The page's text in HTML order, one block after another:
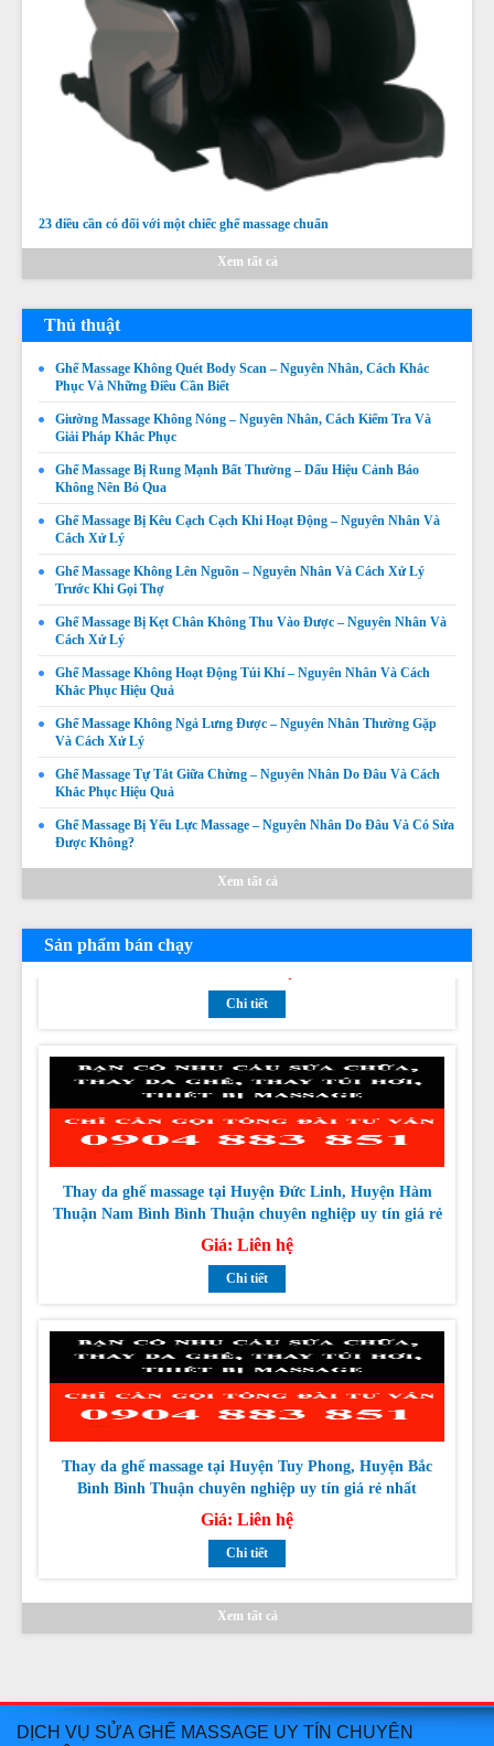
23 điều cần có đối với một chiếc ghế massage chuẩn
Xem tất cả
Thủ thuật
Ghế Massage Không Quét Body Scan – Nguyên Nhân, Cách Khắc
Phục Và Những Điều Cần Biết
Giường Massage Không Nóng – Nguyên Nhân, Cách Kiểm Tra Và
Giải Pháp Khắc Phục
Ghế Massage Bị Rung Mạnh Bất Thường – Dấu Hiệu Cảnh Báo
Không Nên Bỏ Qua
Ghế Massage Bị Kêu Cạch Cạch Khi Hoạt Động – Nguyên Nhân Và
Cách Xử Lý
Ghế Massage Không Lên Nguồn – Nguyên Nhân Và Cách Xử Lý
Trước Khi Gọi Thợ
Ghế Massage Bị Kẹt Chân Không Thu Vào Được – Nguyên Nhân Và
Cách Xử Lý
Ghế Massage Không Hoạt Động Túi Khí – Nguyên Nhân Và Cách
Khắc Phục Hiệu Quả
Ghế Massage Không Ngả Lưng Được – Nguyên Nhân Thường Gặp
Và Cách Xử Lý
Ghế Massage Tự Tắt Giữa Chừng – Nguyên Nhân Do Đâu Và Cách
Khắc Phục Hiệu Quả
Ghế Massage Bị Yếu Lực Massage – Nguyên Nhân Do Đâu Và Có Sửa
Được Không?
Xem tất cả
Sản phẩm bán chạy
Ghế Massage Không Quét Body Được – Nguyên Nhân,
Dấu Hiệu Và Cách Khắc Phục
Chi tiết
Thay da ghế massage tại Thị xã La Gi, Huyện Tánh Linh,
Huyện Hàm Tân Bình Thuận chuyên nghiệp uy tín giá rẻ
Thay da ghế massage tại Huyện Đức Linh, Huyện Hàm
nhất
Giá:Liên hệ
Chi tiết
Thay da ghế massage tại Huyện Tuy Phong, Huyện Bắc
Giá:Liên hệ
Chi tiết
Thuận chuyên nghiệp uy tín giá rẻ nhất
Xem tất cả
DỊCH VỤ SỬA GHẾ MASSAGE UY TÍN CHUYÊN